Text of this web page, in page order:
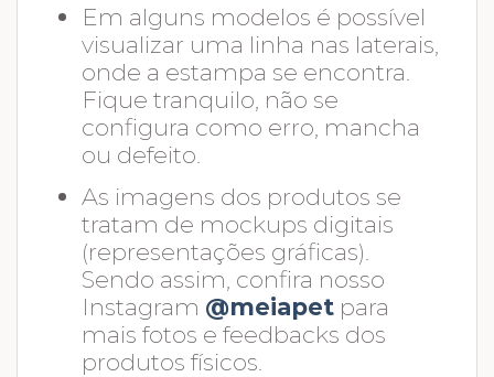
Em alguns modelos é possível
visualizar uma linha nas laterais,
onde a estampa se encontra.
Fique tranquilo, não se
configura como erro, mancha
ou defeito.
As imagens dos produtos se
tratam de mockups digitais
(representações gráficas).
Sendo assim, confira nosso
Instagram @meiapetpara
mais fotos e feedbacks dos
produtos físicos.